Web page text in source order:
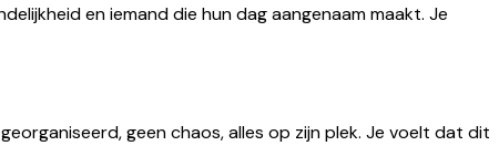
en iemand die hun dag aangenaam maakt. Je
geen chaos, alles op zijn plek. Je voelt dat dit